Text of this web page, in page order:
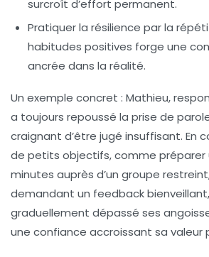
surcroît d’effort permanent.
Pratiquer la résilience par la
habitudes positives forge une
ancrée dans la réalité.
Un exemple concret : Mathieu,
a toujours repoussé la prise de
craignant d’être jugé insuffisant. En
de petits objectifs, comme préparer
minutes auprès d’un groupe
demandant un feedback
graduellement dépassé ses
une confiance accroissant sa valeur